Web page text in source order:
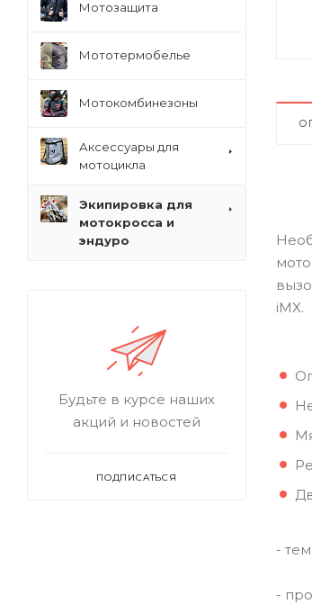
iMX.
-
-
Мотозащита
Мототермобелье
Мотокомбинезоны
Аксессуары для
мотоцикла
Экипировка для
мотокросса и
эндуро
Будьте в курсе наших
акций и новостей
ПОДПИСАТЬСЯ